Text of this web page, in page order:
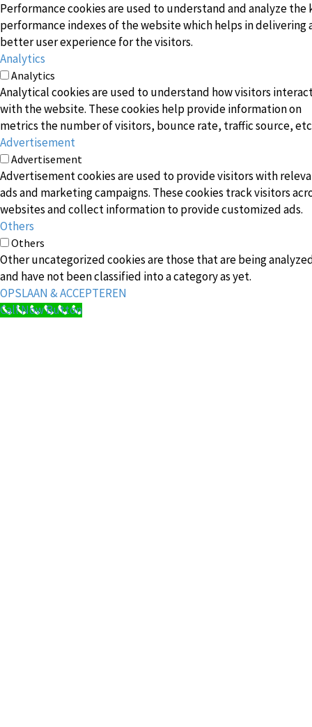
Performance cookies are used to understand and analyze the
performance indexes of the website which helps in delivering
better user experience for the visitors.
Analytics
Analytics
Analytical cookies are used to understand how visitors
with the website. These cookies help provide information on
metrics the number of visitors, bounce rate, traffic source,
Advertisement
Advertisement
Advertisement cookies are used to provide visitors with
ads and marketing campaigns. These cookies track visitors
websites and collect information to provide customized ads.
Others
Others
Other uncategorized cookies are those that are being
and have not been classified into a category as yet.
OPSLAAN & ACCEPTEREN
Call Now Button